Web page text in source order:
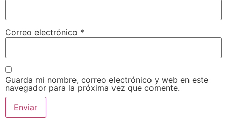
Correo electrónico *
Guarda mi nombre, correo electrónico y web en este
navegador para la próxima vez que comente.